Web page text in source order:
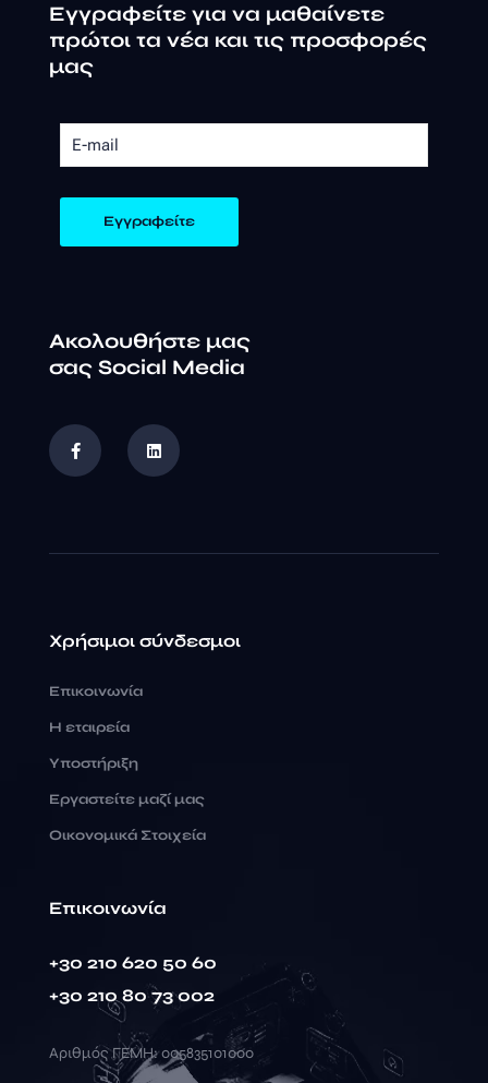
Εγγραφείτε για να μαθαίνετε
πρώτοι τα νέα και τις προσφορές
μας
Ακολουθήστε μας
σας Social Media
Χρήσιμοι σύνδεσμοι
Επικοινωνία
Η εταιρεία
Υποστήριξη
Εργαστείτε μαζί μας
Οικονομικά Στοιχεία
Επικοινωνία
+30 210 620 50 60
+30 210 80 73 002
Αριθμός ΓΕΜΗ: 005835101000